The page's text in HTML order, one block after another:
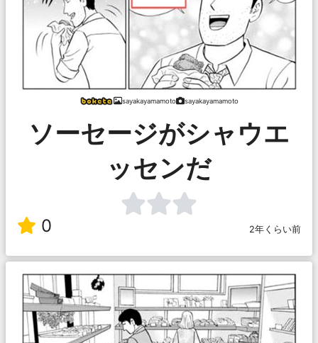
sayakayamamoto sayakayamamoto
ソーセージがシャウエ
ッセンだ
0 2年くらい前